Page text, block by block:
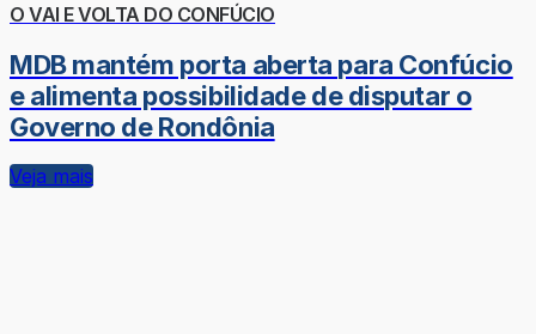
O VAI E VOLTA DO CONFÚCIO
MDB mantém porta aberta para Confúcio
e alimenta possibilidade de disputar o
Governo de Rondônia
Veja mais